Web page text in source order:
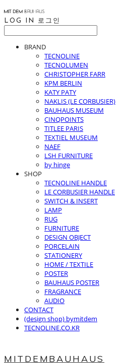
LOG IN 로그인
BRAND
TECNOLINE
TECNOLUMEN
CHRISTOPHER FARR
KPM BERLIN
KATY PATY
NAKLIS (LE CORBUSIER)
BAUHAUS MUSEUM
CINQPOINTS
TITLEE PARIS
TEXTIEL MUSEUM
NAEF
LSH FURNITURE
by hinge
SHOP
TECNOLINE HANDLE
LE CORBUSIER HANDLE
SWITCH & INSERT
LAMP
RUG
FURNITURE
DESIGN OBJECT
PORCELAIN
STATIONERY
HOME / TEXTILE
POSTER
BAUHAUS POSTER
FRAGRANCE
AUDIO
CONTACT
(design shop) bymitdem
TECNOLINE.CO.KR
MITDEMBAUHAUS